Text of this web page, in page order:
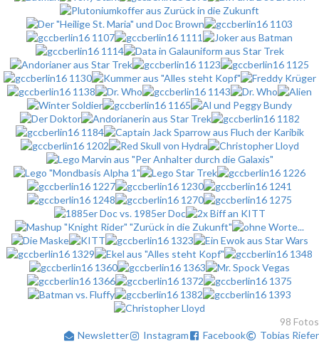
98 Fotos
Newsletter
Instagram Facebook Tobias Riefer